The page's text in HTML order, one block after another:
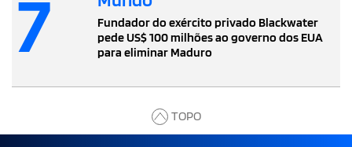
7
Fundador do exército privado Blackwater
pede US$ 100 milhões ao governo dos EUA
para eliminar Maduro
TOPO